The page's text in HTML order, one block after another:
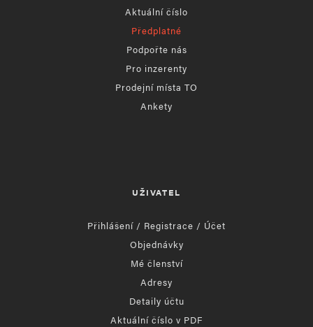
Aktuální číslo
Předplatné
Podpořte nás
Pro inzerenty
Prodejní místa TO
Ankety
UŽIVATEL
Přihlášení / Registrace / Účet
Objednávky
Mé členství
Adresy
Detaily účtu
Aktuální číslo v PDF